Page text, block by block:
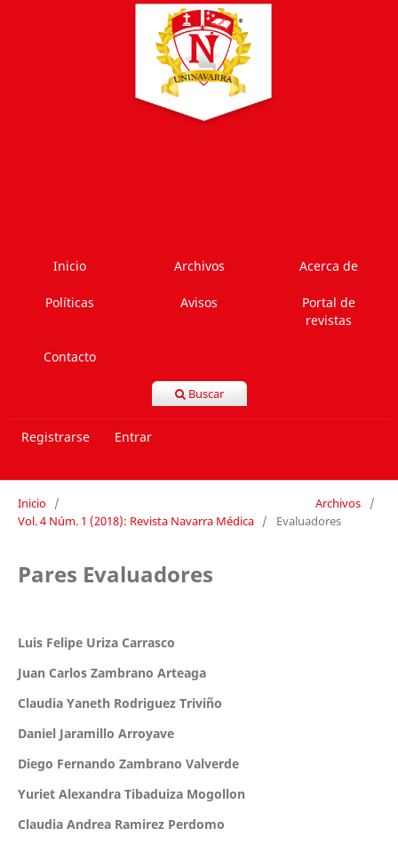
Inicio Archivos Acerca de
Políticas Avisos
Portal de
revistas
Contacto
Buscar
Registrarse Entrar
Inicio / Archivos
/
Vol. 4 Núm. 1 (2018): Revista Navarra Médica / Evaluadores
Pares Evaluadores
Luis Felipe Uriza Carrasco
Juan Carlos Zambrano Arteaga
Claudia Yaneth Rodriguez Triviño
Daniel Jaramillo Arroyave
Diego Fernando Zambrano Valverde
Yuriet Alexandra Tibaduiza Mogollon
Claudia Andrea Ramirez Perdomo